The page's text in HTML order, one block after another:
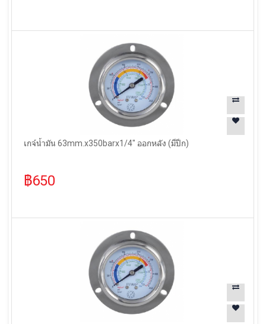
เกจ์น้ำมัน 63mm.x350barx1/4" ออกหลัง (มีปีก)
฿650